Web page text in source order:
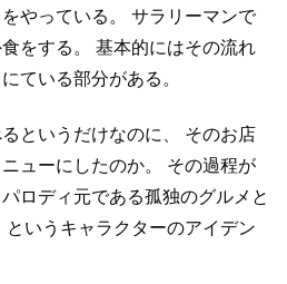
やっている。
サラリーマンで
をする。
基本的にはその流れ
ている部分がある。
というだけなのに、
そのお店
ューにしたのか。
その過程が
ロディ元である孤独のグルメと
というキャラクターのアイデン